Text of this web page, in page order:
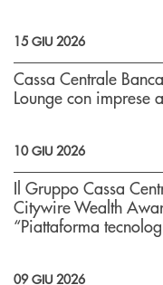
15 GIU 2026
Cassa Centrale
Lounge con imprese
10 GIU 2026
Il Gruppo Cassa
Citywire Wealth
“Piattaforma
09 GIU 2026